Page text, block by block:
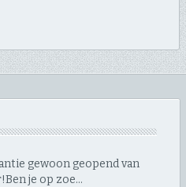
gewoon geopend van
​Ben je op zoe…